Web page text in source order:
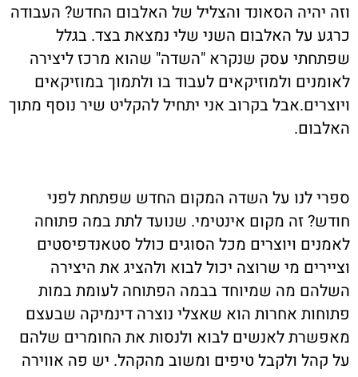
וזה יהיה הסאונד והצליל של האלבום החדש? העבודה
כרגע על האלבום השני שלי נמצאת בצד. בגלל
שפתחתי עסק שנקרא "השדה" שהוא מרכז ליצירה
לאומנים ולמוזיקאים לעבוד בו ולתמוך במוזיקאים
ויוצרים.אבל בקרוב אני יתחיל להקליט שיר נוסף מתוך
האלבום.
ספרי לנו על השדה המקום החדש שפתחת לפני
חודש? זה מקום אינטימי. שנועד לתת במה פתוחה
לאמנים ויוצרים מכל הסוגים כולל סטאנדפיסטים
וציירים מי שרוצה יכול לבוא ולהציג את היצירה
השלהם מה שמיוחד בבמה הפתוחה לעומת במות
פתוחות אחרות הוא שאצלי נוצרה דינמיקה שבעצם
מאפשרת לאנשים לבוא ולנסות את החומרים שלהם
על קהל ולקבל טיפים ומשוב מהקהל. יש פה אווירה